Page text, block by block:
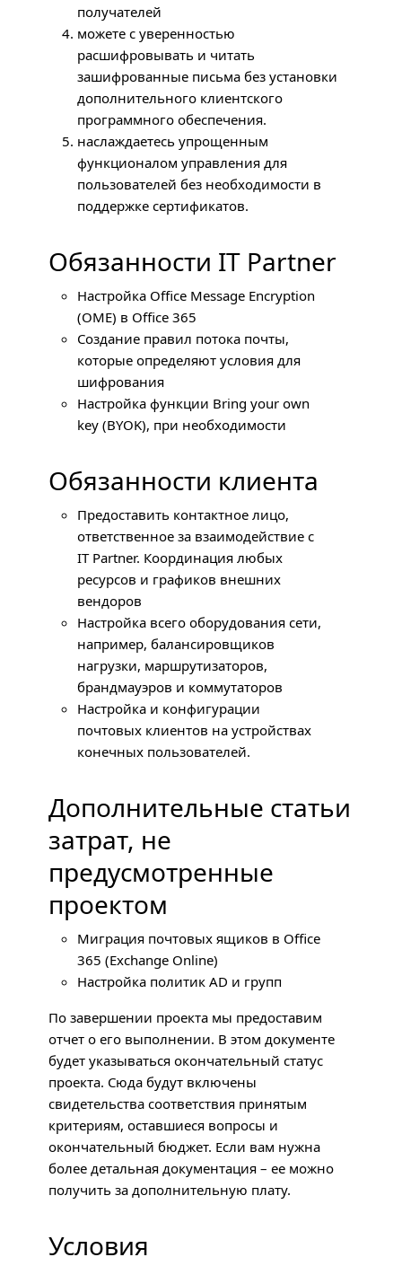
получателей
можете с уверенностью
расшифровывать и читать
зашифрованные письма без установки
дополнительного клиентского
программного обеспечения.
наслаждаетесь упрощенным
функционалом управления для
пользователей без необходимости в
поддержке сертификатов.
Обязанности IT Partner
Настройка Office Message Encryption
(OME) в Office 365
Создание правил потока почты,
которые определяют условия для
шифрования
Настройка функции Bring your own
key (BYOK), при необходимости
Обязанности клиента
Предоставить контактное лицо,
ответственное за взаимодействие с
IT Partner. Координация любых
ресурсов и графиков внешних
вендоров
Настройка всего оборудования сети,
например, балансировщиков
нагрузки, маршрутизаторов,
брандмауэров и коммутаторов
Настройка и конфигурации
почтовых клиентов на устройствах
конечных пользователей.
Дополнительные статьи
затрат, не
предусмотренные
проектом
Миграция почтовых ящиков в Office
365 (Exchange Online)
Настройка политик AD и групп
По завершении проекта мы предоставим
отчет о его выполнении. В этом документе
будет указываться окончательный статус
проекта. Сюда будут включены
свидетельства соответствия принятым
критериям, оставшиеся вопросы и
окончательный бюджет. Если вам нужна
более детальная документация – ее можно
получить за дополнительную плату.
Условия